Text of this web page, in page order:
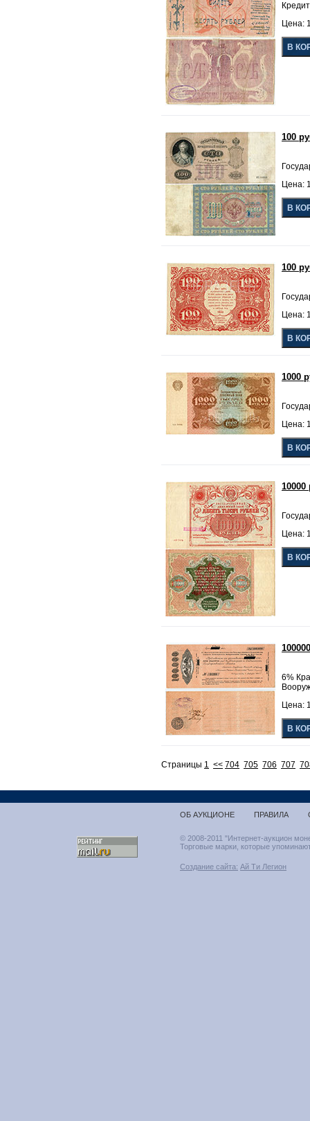
Цена:
100
Цена:
100
Цена:
1000
Цена:
10000
Цена:
6%
Цена:
Страницы 1 << 704 705 706 707
ОБ АУКЦИОНЕ ПРАВИЛА
© 2008-2011 "Интернет-аукцион
Торговые марки, которые
Создание сайта: Ай Ти Легион